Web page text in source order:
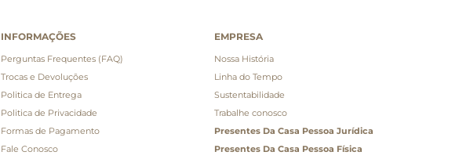
INFORMAÇÕES
Perguntas Frequentes (FAQ)
Trocas e Devoluções
Politica de Entrega
Politica de Privacidade
Formas de Pagamento
Fale Conosco
EMPRESA
Nossa História
Linha do Tempo
Sustentabilidade
Trabalhe conosco
Presentes Da Casa Pessoa Jurídica
Presentes Da Casa Pessoa Física